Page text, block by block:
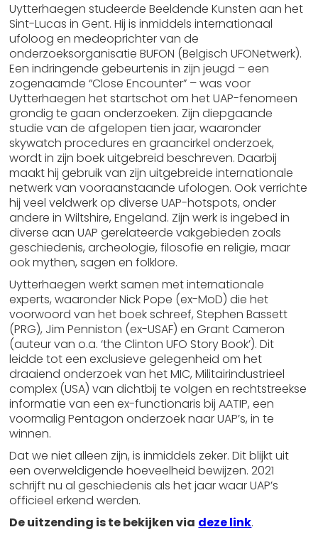
Uytterhaegen studeerde Beeldende Kunsten aan het
Sint-Lucas in Gent. Hij is inmiddels internationaal
ufoloog en medeoprichter van de
onderzoeksorganisatie BUFON (Belgisch UFONetwerk).
Een indringende gebeurtenis in zijn jeugd – een
zogenaamde “Close Encounter” – was voor
Uytterhaegen het startschot om het UAP-fenomeen
grondig te gaan onderzoeken. Zijn diepgaande
studie van de afgelopen tien jaar, waaronder
skywatch procedures en graancirkel onderzoek,
wordt in zijn boek uitgebreid beschreven. Daarbij
maakt hij gebruik van zijn uitgebreide internationale
netwerk van vooraanstaande ufologen. Ook verrichte
hij veel veldwerk op diverse UAP-hotspots, onder
andere in Wiltshire, Engeland. Zijn werk is ingebed in
diverse aan UAP gerelateerde vakgebieden zoals
geschiedenis, archeologie, filosofie en religie, maar
ook mythen, sagen en folklore.
Uytterhaegen werkt samen met internationale
experts, waaronder Nick Pope (ex-MoD) die het
voorwoord van het boek schreef, Stephen Bassett
(PRG), Jim Penniston (ex-USAF) en Grant Cameron
(auteur van o.a. ‘the Clinton UFO Story Book’). Dit
leidde tot een exclusieve gelegenheid om het
draaiend onderzoek van het MIC, Militairindustrieel
complex (USA) van dichtbij te volgen en rechtstreekse
informatie van een ex-functionaris bij AATIP, een
voormalig Pentagon onderzoek naar UAP’s, in te
winnen.
Dat we niet alleen zijn, is inmiddels zeker. Dit blijkt uit
een overweldigende hoeveelheid bewijzen. 2021
schrijft nu al geschiedenis als het jaar waar UAP’s
officieel erkend werden.
De uitzending is te bekijken via deze link.